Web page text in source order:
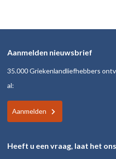
Aanmelden nieuwsbrief
35.000 Griekenlandliefhebbers
al:
Aanmelden
Heeft u een vraag, laat het